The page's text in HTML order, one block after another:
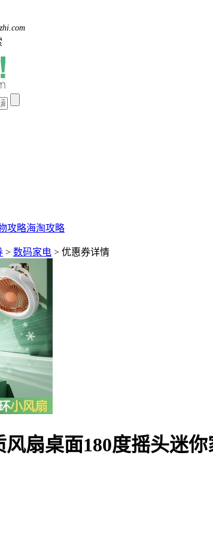
攻略海淘攻略
> 数码家电 > 优惠券详情
风扇桌面180度摇头迷